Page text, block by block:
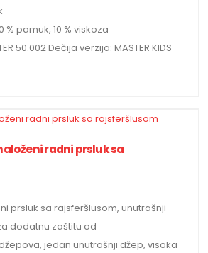
% pamuk, 10 % viskoza
50.002 Dečija verzija: MASTER KIDS
naloženi radni prsluk sa
prsluk sa rajsferšlusom, unutrašnji
dodatnu zaštitu od
jedan unutrašnji džep, visoka